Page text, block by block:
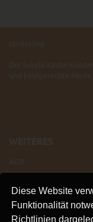
Diese Website
Funktionalität
Richtlinien
VERSAND
KONTAKT